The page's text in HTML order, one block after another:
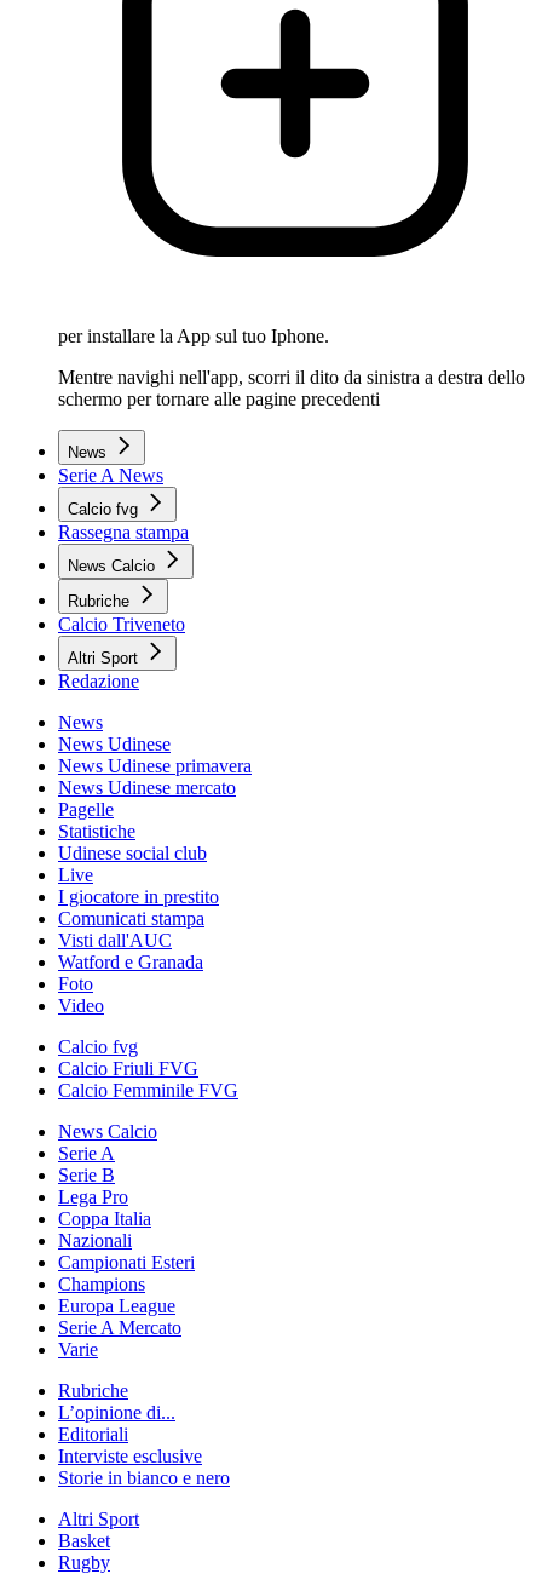
per installare la App sul tuo Iphone.
Mentre navighi nell'app, scorri il dito da sinistra a destra dello
schermo per tornare alle pagine precedenti
News
Serie A News
Calcio fvg
Rassegna stampa
News Calcio
Rubriche
Calcio Triveneto
Altri Sport
Redazione
News
News Udinese
News Udinese primavera
News Udinese mercato
Pagelle
Statistiche
Udinese social club
Live
I giocatore in prestito
Comunicati stampa
Visti dall'AUC
Watford e Granada
Foto
Video
Calcio fvg
Calcio Friuli FVG
Calcio Femminile FVG
News Calcio
Serie A
Serie B
Lega Pro
Coppa Italia
Nazionali
Campionati Esteri
Champions
Europa League
Serie A Mercato
Varie
Rubriche
L’opinione di...
Editoriali
Interviste esclusive
Storie in bianco e nero
Altri Sport
Basket
Rugby